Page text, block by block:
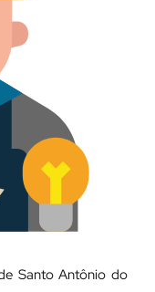
Santo Antônio do